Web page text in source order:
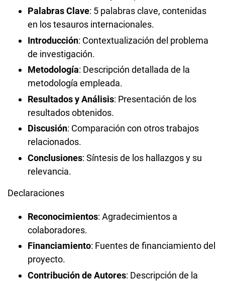
Palabras Clave: 5 palabras clave, contenidas
en los tesauros internacionales.
Introducción: Contextualización del problema
de investigación.
Metodología: Descripción detallada de la
metodología empleada.
Resultados y Análisis: Presentación de los
resultados obtenidos.
Discusión: Comparación con otros trabajos
relacionados.
Conclusiones: Síntesis de los hallazgos y su
relevancia.
Declaraciones
Reconocimientos: Agradecimientos a
colaboradores.
Financiamiento: Fuentes de financiamiento del
proyecto.
Contribución de Autores: Descripción de la